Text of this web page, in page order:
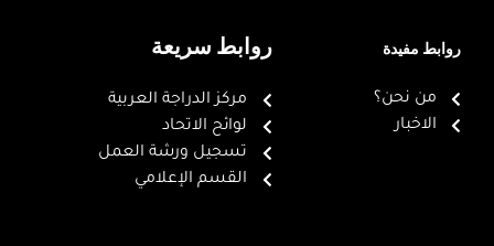
روابط مفيدة
من نحن؟
الاخبار
روابط سريعة
مركز الدراجة العربية
لوائح الاتحاد
تسجيل ورشة العمل
القسم الإعلامي